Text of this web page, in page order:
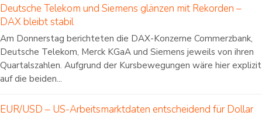
Deutsche Telekom und Siemens glänzen mit Rekorden –
DAX bleibt stabil
Am Donnerstag berichteten die DAX-Konzerne Commerzbank,
Deutsche Telekom, Merck KGaA und Siemens jeweils von ihren
Quartalszahlen. Aufgrund der Kursbewegungen wäre hier explizit
auf die beiden...
EUR/USD – US-Arbeitsmarktdaten entscheidend für Dollar